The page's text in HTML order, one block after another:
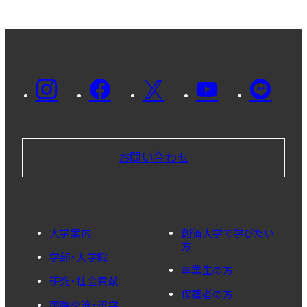
お問い合わせ
大学案内
学部・大学院
研究・社会貢献
創価大学で学びたい
方
卒業生の方
保護者の方